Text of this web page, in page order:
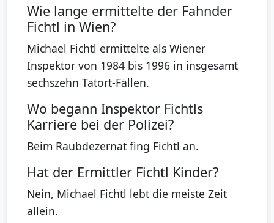
Wie lange ermittelte der Fahnder
Fichtl in Wien?
Michael Fichtl ermittelte als Wiener
Inspektor von 1984 bis 1996 in insgesamt
sechszehn Tatort-Fällen.
Wo begann Inspektor Fichtls
Karriere bei der Polizei?
Beim Raubdezernat fing Fichtl an.
Hat der Ermittler Fichtl Kinder?
Nein, Michael Fichtl lebt die meiste Zeit
allein.